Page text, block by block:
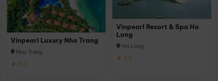
Vinpearl Luxury Nha Trang
Nha Trang
★ 5.0
Vinpearl Resort & Spa Ha
Long
Hạ Long
★ 5.0